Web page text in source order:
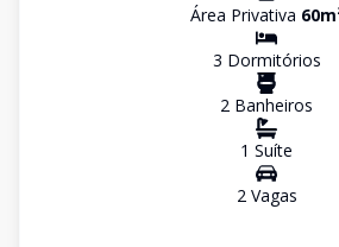
Área Privativa 60
3 Dormitórios
2 Banheiros
1 Suíte
2Vagas